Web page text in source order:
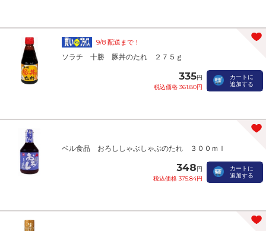
9/8 配送まで！
ソラチ 十勝 豚丼のたれ ２７５ｇ
335円
税込価格 361.80円
カートに
追加する
ベル食品 おろししゃぶしゃぶのたれ ３００ｍｌ
348円
税込価格 375.84円
カートに
追加する